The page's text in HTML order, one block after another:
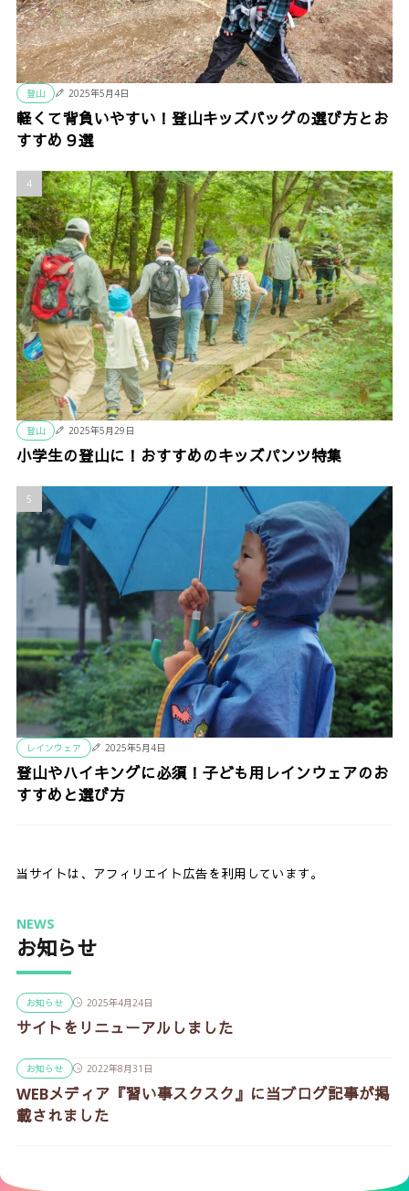
登山 2025年5月4日
軽くて背負いやすい！登山キッズバッグの選び方とお
すすめ９選
登山 2025年5月29日
小学生の登山に！おすすめのキッズパンツ特集
レインウェア 2025年5月4日
登山やハイキングに必須！子ども用レインウェアのお
すすめと選び方
当サイトは、アフィリエイト広告を利用しています。
お知らせ
NEWS
お知らせ 2025年4月24日
サイトをリニューアルしました
お知らせ 2022年8月31日
WEBメディア『習い事スクスク』に当ブログ記事が掲
載されました